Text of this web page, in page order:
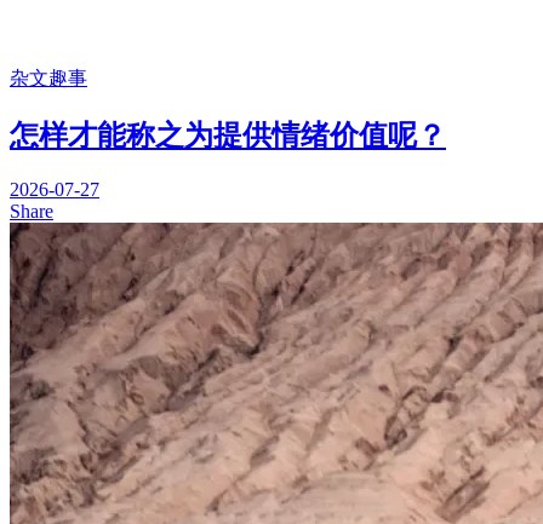
杂文趣事
怎样才能称之为提供情绪价值呢？
2026-07-27
Share